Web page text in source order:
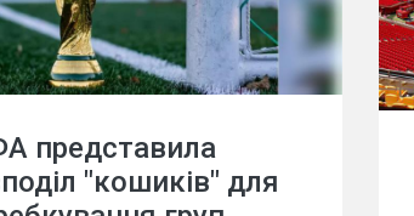
представила
"кошиків" для